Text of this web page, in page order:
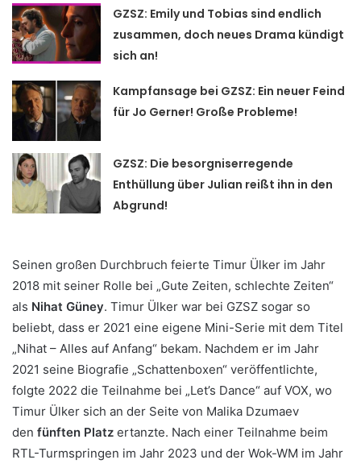
GZSZ: Emily und Tobias sind endlich
zusammen, doch neues Drama kündigt
sich an!
Kampfansage bei GZSZ: Ein neuer Feind
für Jo Gerner! Große Probleme!
GZSZ: Die besorgniserregende
Enthüllung über Julian reißt ihn in den
Abgrund!
Seinen großen Durchbruch feierte Timur Ülker im Jahr
2018 mit seiner Rolle bei „Gute Zeiten, schlechte Zeiten“
als Nihat Güney. Timur Ülker war bei GZSZ sogar so
beliebt, dass er 2021 eine eigene Mini-Serie mit dem Titel
„Nihat – Alles auf Anfang“ bekam. Nachdem er im Jahr
2021 seine Biografie „Schattenboxen“ veröffentlichte,
folgte 2022 die Teilnahme bei „Let’s Dance“ auf VOX, wo
Timur Ülker sich an der Seite von Malika Dzumaev
den fünften Platz ertanzte. Nach einer Teilnahme beim
RTL-Turmspringen im Jahr 2023 und der Wok-WM im Jahr